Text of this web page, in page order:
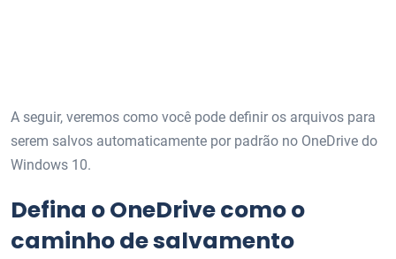
A seguir, veremos como você pode definir os arquivos para
serem salvos automaticamente por padrão no OneDrive do
Windows 10.
Defina o OneDrive como o
caminho de salvamento